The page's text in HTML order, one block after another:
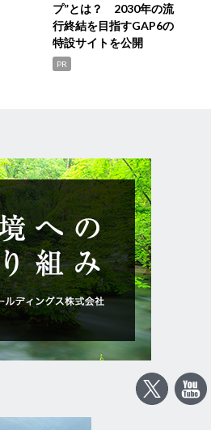
プ”とは？ 2030年の流
行終結を目指すGAP6の
特設サイトを公開
PR